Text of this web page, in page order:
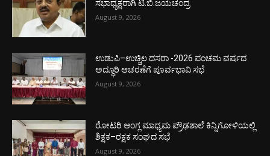
ಸಭಾಧ್ಯಕ್ಷರಾಗಿ ಟಿ.ಬಿ.ಜಯಚಂದ್ರ
August 9, 2026
ಉಡುಪಿ–ಉಚ್ಚಿಲ ದಸರಾ -2026 ಪಂಚಮ ವರ್ಷದ
ಅದ್ಧೂರಿ ಆಚರಣೆಗೆ ಪೂರ್ವಭಾವಿ ಸಭೆ
August 9, 2026
ರೋಟರಿ ಆಂಗ್ಲ ಮಾಧ್ಯಮ ಪ್ರೌಢಶಾಲೆ ಕಿನ್ನಿಗೋಳಿಯಲ್ಲಿ
ಶಿಕ್ಷಕ–ರಕ್ಷಕ ಸಂಘದ ಸಭೆ
August 9, 2026